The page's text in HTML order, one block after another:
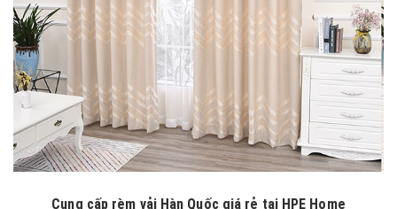
Cung cấp rèm vải Hàn Quốc giá rẻ tại HPE Home